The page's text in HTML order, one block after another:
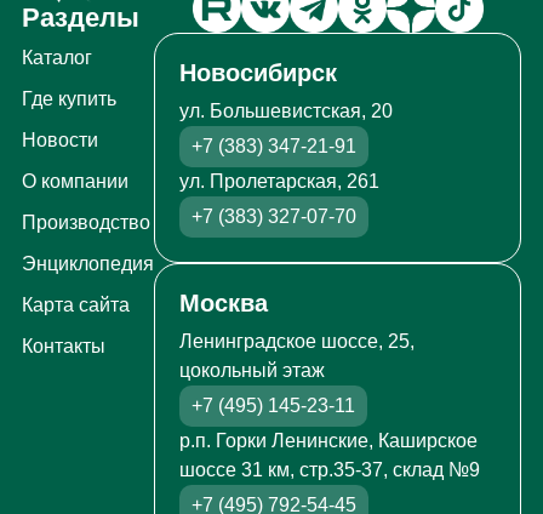
Разделы
Каталог
Где купить
Новости
О компании
Производство
Энциклопедия
Карта сайта
Контакты
Новосибирск
ул. Большевистская, 20
+7 (383) 347-21-91
ул. Пролетарская, 261
+7 (383) 327-07-70
Москва
Ленинградское шоссе, 25,
цокольный этаж
+7 (495) 145-23-11
р.п. Горки Ленинские, Каширское
шоссе 31 км, стр.35-37, склад №9
+7 (495) 792-54-45